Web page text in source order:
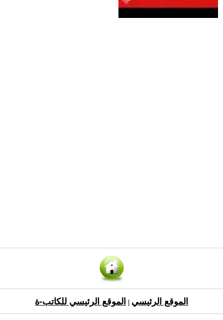
الموقع الرئيسي الموقع الرئيسي للكاتب-ة